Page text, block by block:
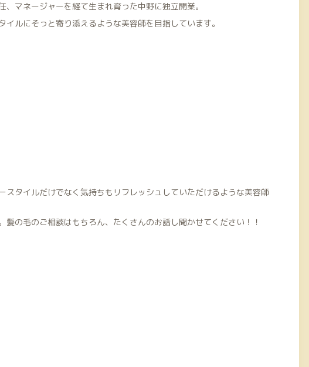
マネージャーを経て生まれ育った中野に独立開業。
ルにそっと寄り添えるような美容師を目指しています。
スタイルだけでなく気持ちもリフレッシュしていただけるような美容師
髪の毛のご相談はもちろん、たくさんのお話し聞かせてください！！